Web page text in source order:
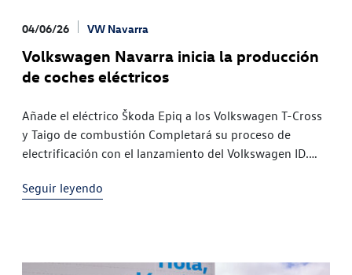
04/06/26 VW Navarra
Volkswagen Navarra inicia la producción
de coches eléctricos
Añade el eléctrico Škoda Epiq a los Volkswagen T-Cross
y Taigo de combustión Completará su proceso de
electrificación con el lanzamiento del Volkswagen ID.
Seguir leyendo